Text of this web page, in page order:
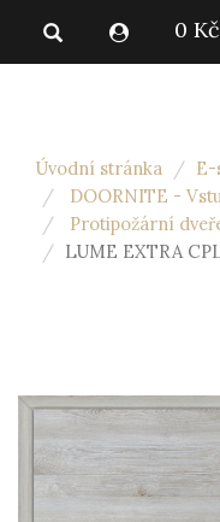
0 Kč
Úvodní stránka
E-
DOORNITE -
Protipožární
LUME EXTRA